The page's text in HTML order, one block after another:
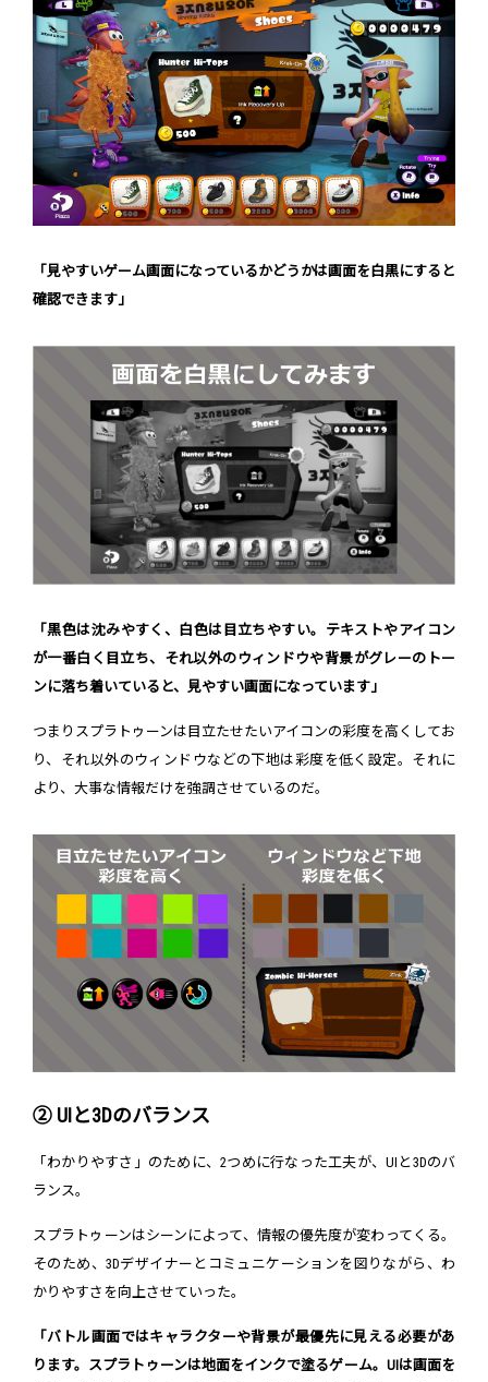
「見やすいゲーム画面になっているかどうかは画面を白黒にすると
確認できます」
「黒色は沈みやすく、白色は目立ちやすい。テキストやアイコン
が一番白く目立ち、それ以外のウィンドウや背景がグレーのトー
ンに落ち着いていると、見やすい画面になっています」
つまりスプラトゥーンは目立たせたいアイコンの彩度を高くしてお
り、それ以外のウィンドウなどの下地は彩度を低く設定。それに
より、大事な情報だけを強調させているのだ。
② UIと3Dのバランス
「わかりやすさ」のために、2つめに行なった工夫が、UIと3Dのバ
ランス。
スプラトゥーンはシーンによって、情報の優先度が変わってくる。
そのため、3Dデザイナーとコミュニケーションを図りながら、わ
かりやすさを向上させていった。
「バトル画面ではキャラクターや背景が最優先に見える必要があ
ります。スプラトゥーンは地面をインクで塗るゲーム。UIは画面を